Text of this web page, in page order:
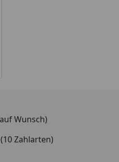
in ProzentPreis
Preis
Wunsch)
Zahlarten)